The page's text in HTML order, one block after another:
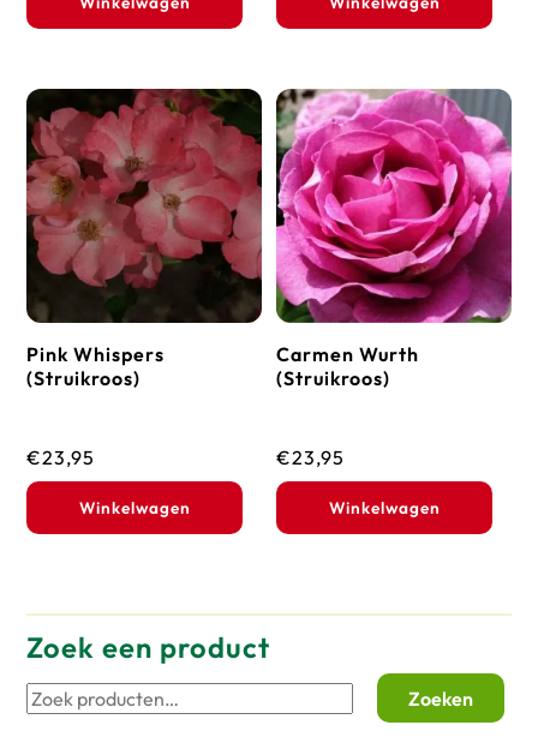
Pink Whispers
(Struikroos)
€23,95
Winkelwagen
Carmen Wurth
(Struikroos)
€23,95
Winkelwagen
Zoek een product
Zoeken
Zoeken